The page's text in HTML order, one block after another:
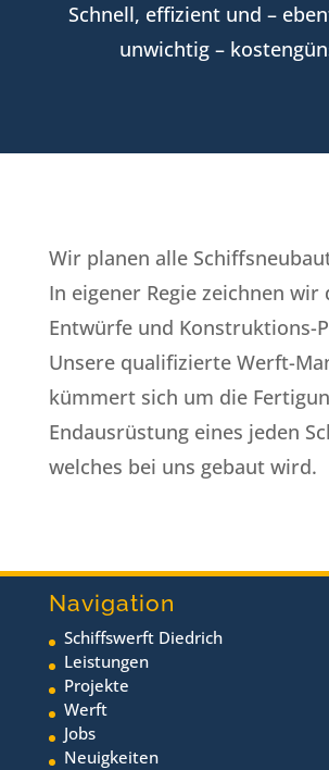
Schnell, effizient und –
unwichtig –
Wir planen alle
In eigener Regie zeichnen wir
Entwürfe und Konstruktions-
Unsere qualifizierte Werft-
kümmert sich um die
Endausrüstung eines jeden
welches bei uns gebaut wird.
Navigation
Schiffswerft Diedrich
Leistungen
Projekte
Werft
Jobs
Neuigkeiten